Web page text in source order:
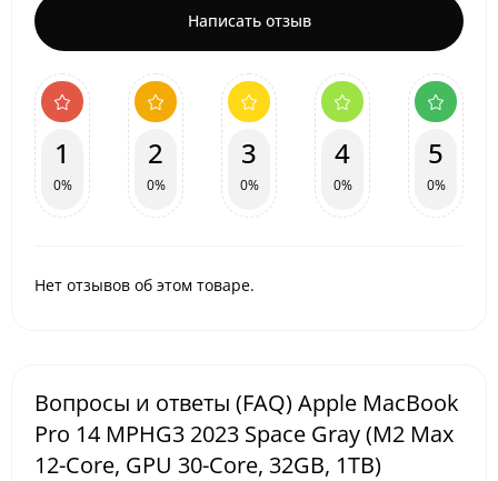
Написать отзыв
1
0%
2
0%
3
0%
4
0%
5
0%
Нет отзывов об этом товаре.
Вопросы и ответы (FAQ) Apple MacBook
Pro 14 MPHG3 2023 Space Gray (M2 Max
12-Core, GPU 30-Core, 32GB, 1TB)